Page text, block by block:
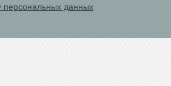
персональных данных